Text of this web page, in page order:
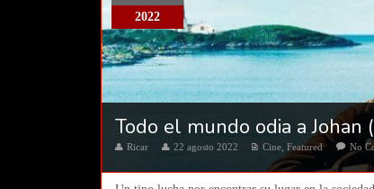
2022
Todo el mundo odia a
Ricar 22 agosto 2022 Cine,Featured No